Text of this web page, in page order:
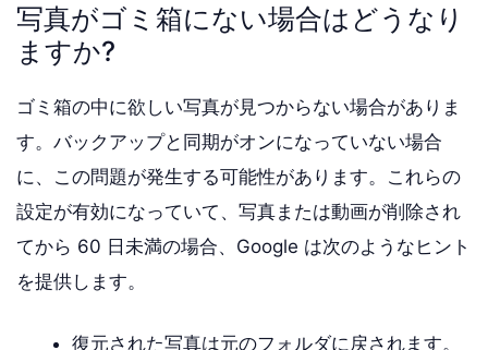
写真がゴミ箱にない場合はどうなり
ますか?
ゴミ箱の中に欲しい写真が見つからない場合がありま
す。バックアップと同期がオンになっていない場合
に、この問題が発生する可能性があります。これらの
設定が有効になっていて、写真または動画が削除され
てから 60 日未満の場合、Google は次のようなヒント
を提供します。
復元された写真は元のフォルダに戻されます。